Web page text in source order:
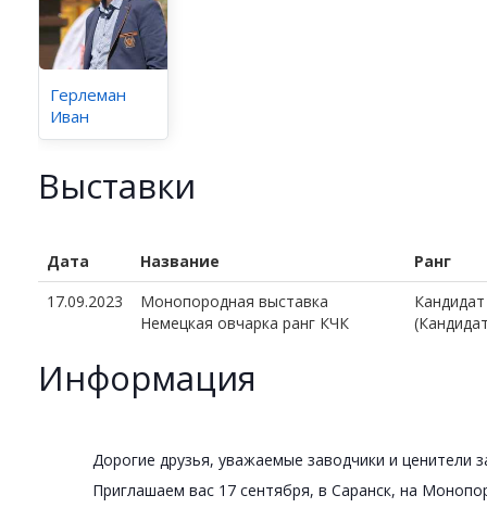
Герлеман
Иван
Выставки
Дата Название
Ранг
17.09.2023
Монопородная выставка
Немецкая овчарка ранг КЧК
Информация
Дорогие друзья, уважаемые заводчики и
Приглашаем вас 17 сентября, в Саранск, на